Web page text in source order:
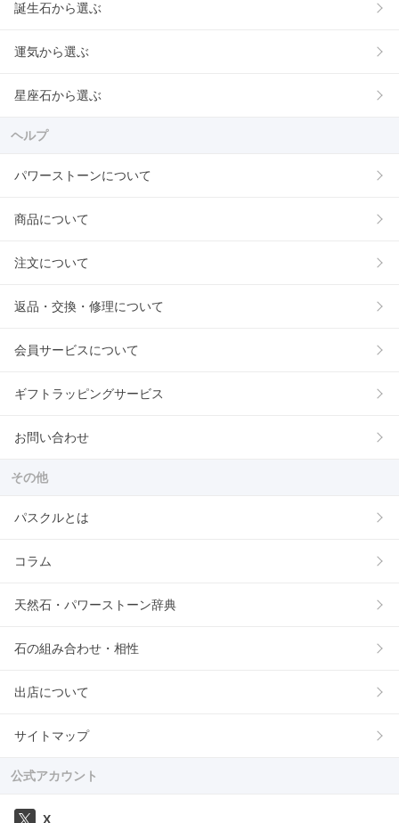
誕生石から選ぶ
運気から選ぶ
星座石から選ぶ
ヘルプ
パワーストーンについて
商品について
注文について
返品・交換・修理について
会員サービスについて
ギフトラッピングサービス
お問い合わせ
その他
パスクルとは
コラム
天然石・パワーストーン辞典
石の組み合わせ・相性
出店について
サイトマップ
公式アカウント
X